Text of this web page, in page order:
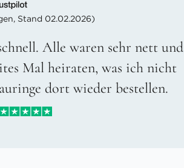
Stand 02.02.2026)
Alle waren sehr nett und
Mal heiraten, was ich nicht
dort wieder bestellen.